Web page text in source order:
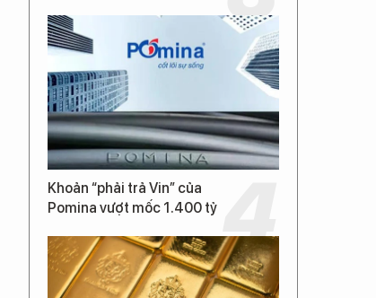
Khoản “phải trả Vin” của
Pomina vượt mốc 1.400 tỷ